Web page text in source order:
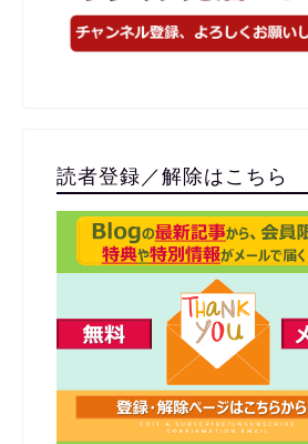
読者登録／解除はこちら